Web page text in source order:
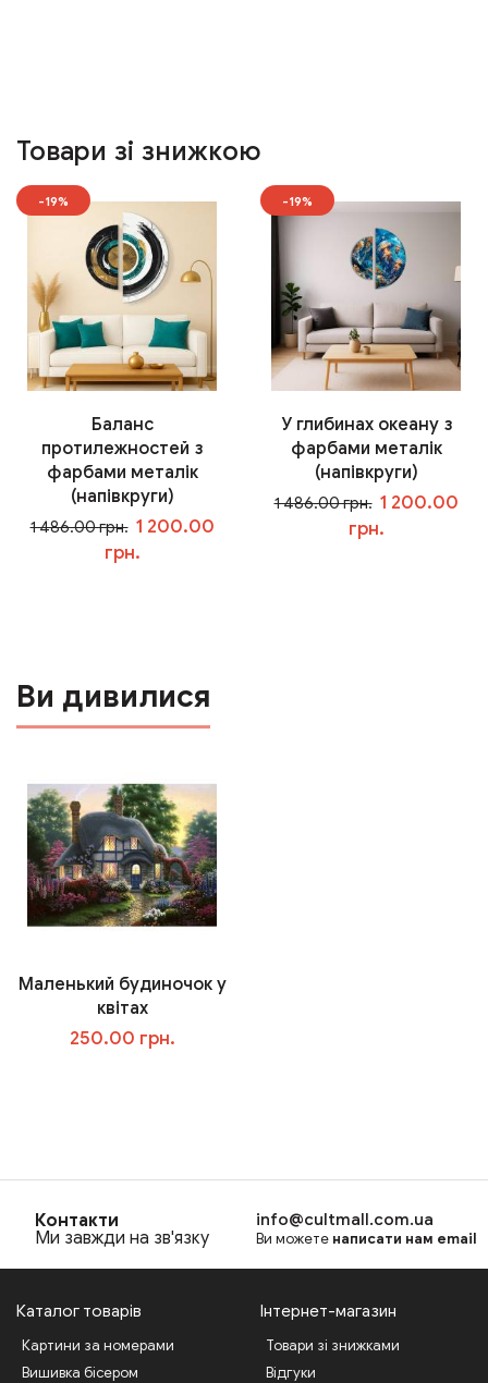
Товари зі знижкою
-19%
Баланс
протилежностей з
фарбами металік
(напівкруги)
1 486.00 грн. 1 200.00
грн.
-19%
У глибинах океану з
фарбами металік
(напівкруги)
1 486.00 грн. 1 200.00
грн.
Ви дивилися
Маленький будиночок у
квітах
250.00 грн.
Контакти
Ми завжди на зв'язку
info@cultmall.com.ua
Ви можете написати нам email
Каталог товарів
Картини за номерами
Вишивка бісером
Інтернет-магазин
Товари зі знижками
Відгуки